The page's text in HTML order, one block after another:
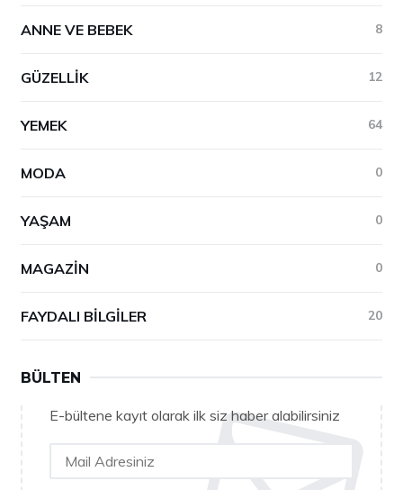
ANNE VE BEBEK 8
GÜZELLIK 12
YEMEK 64
MODA 0
YAŞAM 0
MAGAZIN 0
FAYDALI BILGILER 20
BÜLTEN
E-bültene kayıt olarak ilk siz haber alabilirsiniz